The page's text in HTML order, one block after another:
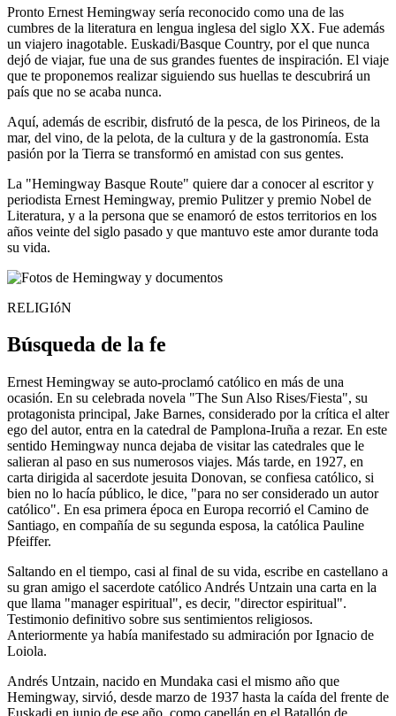
Pronto Ernest Hemingway sería reconocido como una de las
cumbres de la literatura en lengua inglesa del siglo XX. Fue además
un viajero inagotable. Euskadi/Basque Country, por el que nunca
dejó de viajar, fue una de sus grandes fuentes de inspiración. El viaje
que te proponemos realizar siguiendo sus huellas te descubrirá un
país que no se acaba nunca.
Aquí, además de escribir, disfrutó de la pesca, de los Pirineos, de la
mar, del vino, de la pelota, de la cultura y de la gastronomía. Esta
pasión por la Tierra se transformó en amistad con sus gentes.
La "Hemingway Basque Route" quiere dar a conocer al escritor y
periodista Ernest Hemingway, premio Pulitzer y premio Nobel de
Literatura, y a la persona que se enamoró de estos territorios en los
años veinte del siglo pasado y que mantuvo este amor durante toda
su vida.
RELIGIóN
Búsqueda de la fe
Ernest Hemingway se auto-proclamó católico en más de una
ocasión. En su celebrada novela "The Sun Also Rises/Fiesta", su
protagonista principal, Jake Barnes, considerado por la crítica el alter
ego del autor, entra en la catedral de Pamplona-Iruña a rezar. En este
sentido Hemingway nunca dejaba de visitar las catedrales que le
salieran al paso en sus numerosos viajes. Más tarde, en 1927, en
carta dirigida al sacerdote jesuita Donovan, se confiesa católico, si
bien no lo hacía público, le dice, "para no ser considerado un autor
católico". En esa primera época en Europa recorrió el Camino de
Santiago, en compañía de su segunda esposa, la católica Pauline
Pfeiffer.
Saltando en el tiempo, casi al final de su vida, escribe en castellano a
su gran amigo el sacerdote católico Andrés Untzain una carta en la
que llama "manager espiritual", es decir, "director espiritual".
Testimonio definitivo sobre sus sentimientos religiosos.
Anteriormente ya había manifestado su admiración por Ignacio de
Loiola.
Andrés Untzain, nacido en Mundaka casi el mismo año que
Hemingway, sirvió, desde marzo de 1937 hasta la caída del frente de